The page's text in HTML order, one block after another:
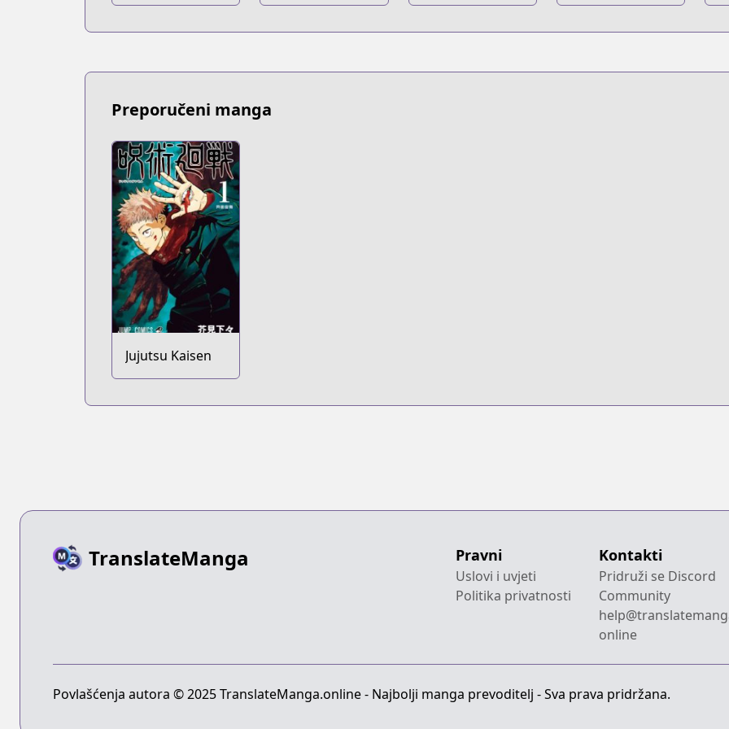
Preporučeni manga
Jujutsu Kaisen
TranslateManga Pravni
Uslovi i uvjeti
Politika privatnosti
Kontakti
Pridruži se Discord
Community
online
Povlašćenja autora © 2025 TranslateManga.online - Najbolji manga prevoditelj - Sva prava pridržana.